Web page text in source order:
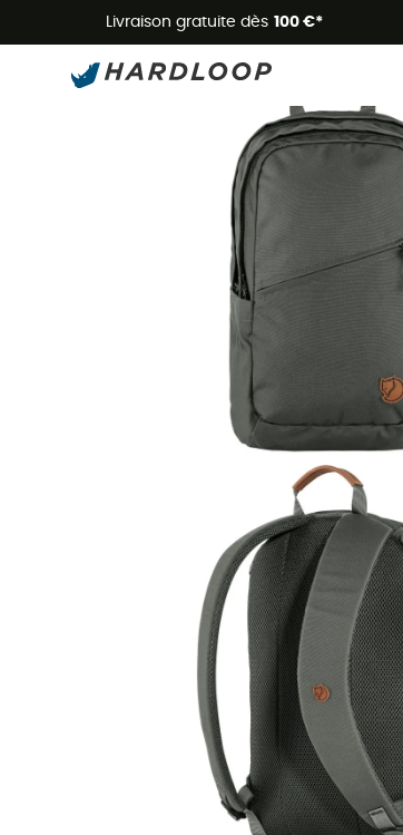
Livraison gratuite dès 100 €*